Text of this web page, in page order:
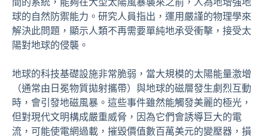
球的自然防禦能力。研究人員指出，運用嚴謹的物理學來
解決此問題，顯示人類不再需要單純地承受衝擊，接受太
陽對地球的侵襲。
地球的科技基礎設施非常脆弱，當大規模的太陽能量激增
（通常由日冕物質拋射攜帶）與地球的磁層發生劇烈互動
時，會引發地磁風暴。這些事件雖然能觸發美麗的極光，
但對現代文明構成嚴重威脅，因為它們會誘導巨大的電
流，可能使電網過載，摧毀價值數百萬美元的變壓器，損